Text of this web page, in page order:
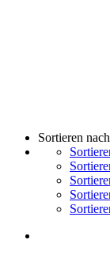
Sortieren nach